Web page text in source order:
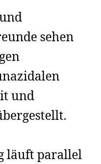
sehen
und
läuft parallel